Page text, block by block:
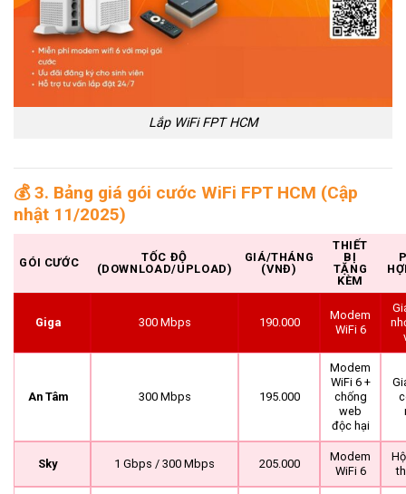
Lắp WiFi FPT HCM
💰3. Bảng giá gói cước WiFi FPT HCM (Cập
nhật 11/2025)
GÓI CƯỚC
TỐC ĐỘ
(DOWNLOAD/UPLOAD)
GIÁ/THÁNG
(VNĐ)
THIẾT
BỊ
TẶNG
KÈM
Giga 300 Mbps 190.000
Modem
WiFi 6
An Tâm 300 Mbps 195.000
Modem
WiFi 6 +
chống
web
độc hại
Sky 1 Gbps / 300 Mbps 205.000
Modem
WiFi 6